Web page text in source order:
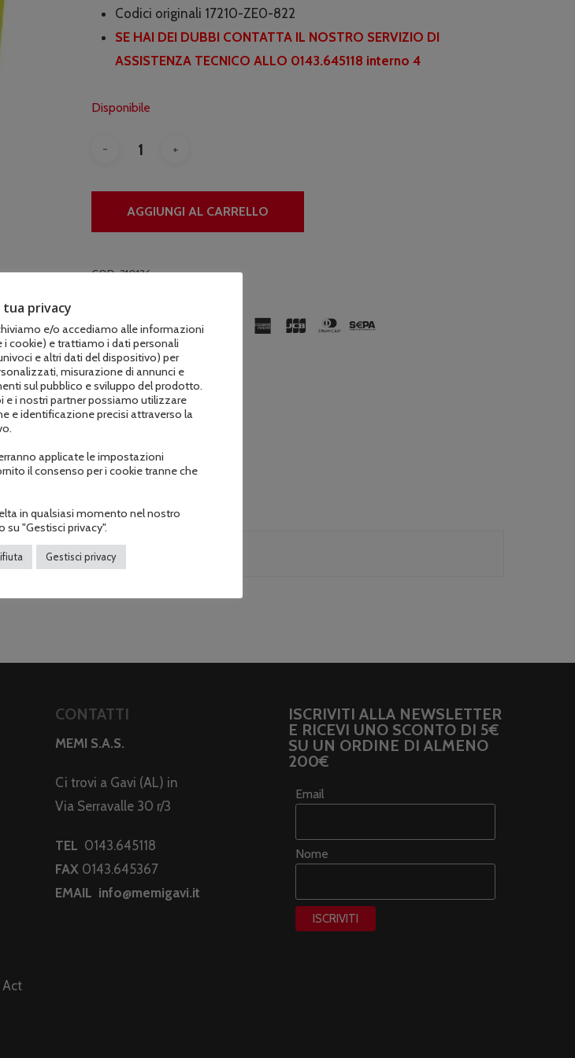
€17.00.€12.00.
Codici originali 17210-ZE0-822
SE HAI DEI DUBBI CONTATTA IL NOSTRO SERVIZIO DI
ASSISTENZA TECNICO ALLO 0143.645118 interno 4
Disponibile
AGGIUNGI AL CARRELLO
COD:310136
Act
CONTATTI
MEMI S.A.S.
Ci trovi a Gavi (AL) in
Via Serravalle 30 r/3
TEL 0143.645118
FAX 0143.645367
EMAIL info@memigavi.it
ISCRIVITI ALLA NEWSLETTER
E RICEVI UNO SCONTO DI 5€
SU UN ORDINE DI ALMENO
200€
Email
Nome
tua privacy
e/o accediamo alle informazioni
cookie) e trattiamo i dati personali
e altri dati del dispositivo) per
misurazione di annunci e
sul pubblico e sviluppo del prodotto.
e i nostri partner possiamo utilizzare
e identificazione precisi attraverso la
applicate le impostazioni
il consenso per i cookie tranne che
in qualsiasi momento nel nostro
su "Gestisci privacy".
Gestisci privacy